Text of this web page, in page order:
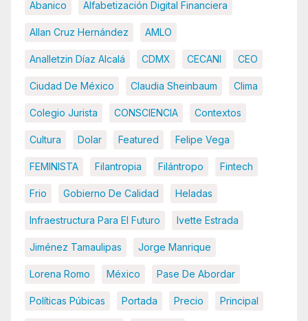
Abanico Alfabetización Digital Financiera
Allan Cruz Hernández AMLO
Analletzin Díaz Alcalá CDMX CECANI CEO
Ciudad De México Claudia Sheinbaum Clima
Colegio Jurista CONSCIENCIA Contextos
Cultura Dolar Featured Felipe Vega
FEMINISTA Filantropia Filántropo Fintech
Frio Gobierno De Calidad Heladas
Infraestructura Para El Futuro Ivette Estrada
Jiménez Tamaulipas Jorge Manrique
Lorena Romo México Pase De Abordar
Políticas Púbicas Portada Precio Principal